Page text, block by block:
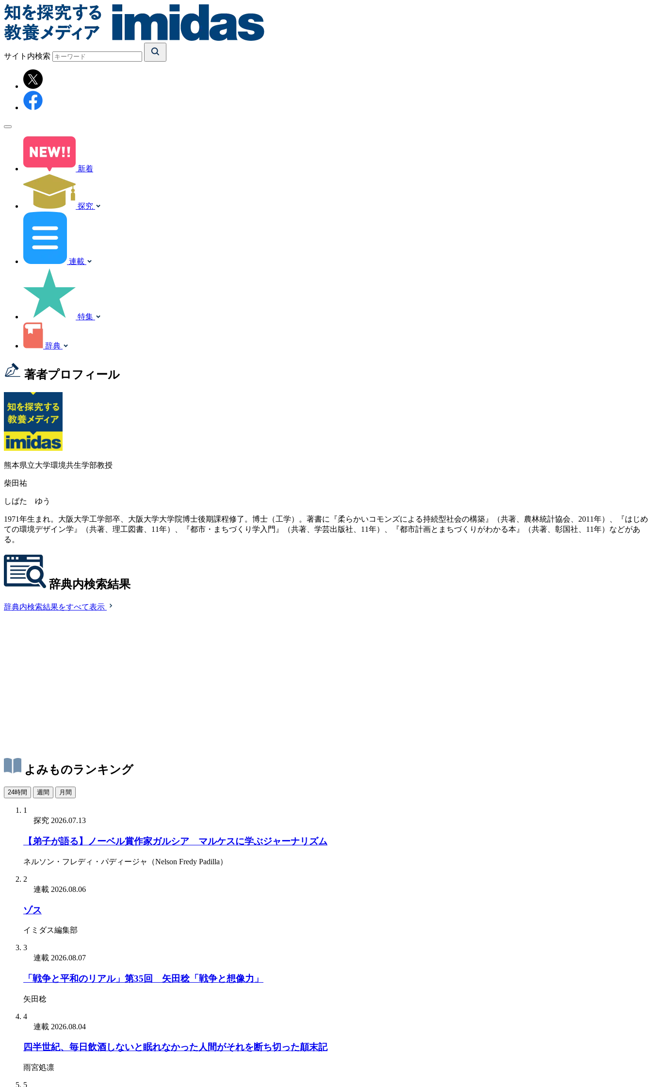
サイト内検索
新着
探究
連載
特集
辞典
著者プロフィール
熊本県立大学環境共生学部教授
柴田祐
しばた ゆう
1971年生まれ。大阪大学工学部卒、大阪大学大学院博士後期課程修了。博士（工学）。著書に『柔らかいコモンズによる持続型社会の構築』（共著、農林統計協会、2011年）、『はじめ
ての環境デザイン学』（共著、理工図書、11年）、『都市・まちづくり学入門』（共著、学芸出版社、11年）、『都市計画とまちづくりがわかる本』（共著、彰国社、11年）などがあ
る。
辞典内検索結果
辞典内検索結果をすべて表示
よみものランキング
24時間 週間 月間
1
探究 2026.07.13
【弟子が語る】ノーベル賞作家ガルシア゠マルケスに学ぶジャーナリズム
ネルソン・フレディ・パディージャ（Nelson Fredy Padilla）
2
連載 2026.08.06
ゾス
イミダス編集部
3
連載 2026.08.07
「戦争と平和のリアル」第35回 矢田稔「戦争と想像力」
矢田稔
4
連載 2026.08.04
四半世紀、毎日飲酒しないと眠れなかった人間がそれを断ち切った顛末記
雨宮処凛
5